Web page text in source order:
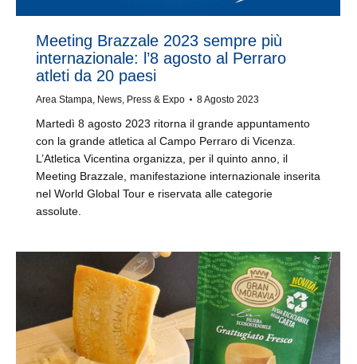
Meeting Brazzale 2023 sempre più
internazionale: l’8 agosto al Perraro
atleti da 20 paesi
Area Stampa, News, Press & Expo 8 Agosto 2023
Martedì 8 agosto 2023 ritorna il grande appuntamento
con la grande atletica al Campo Perraro di Vicenza.
L’Atletica Vicentina organizza, per il quinto anno, il
Meeting Brazzale, manifestazione internazionale inserita
nel World Global Tour e riservata alle categorie
assolute.